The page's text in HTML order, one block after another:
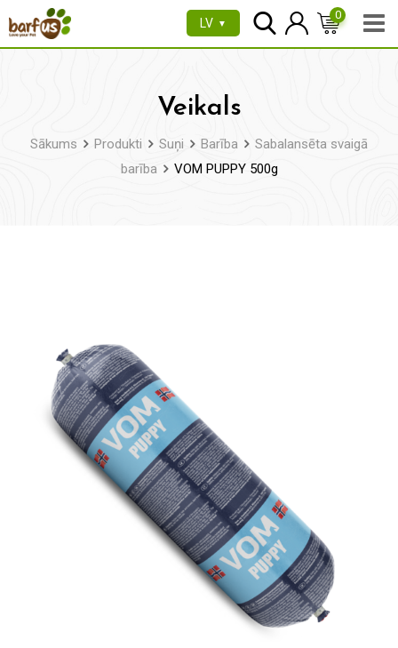
uz
LV ▼
0
Veikals
Sākums Produkti Suņi Barība
Sabalansēta svaigā
barība
VOM PUPPY 500g